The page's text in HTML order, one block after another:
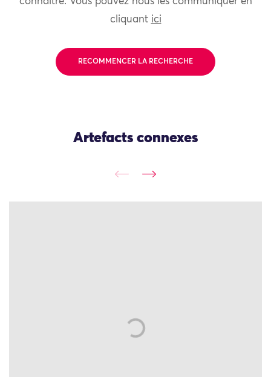
cliquant ici
RECOMMENCER LA RECHERCHE
Artefacts connexes